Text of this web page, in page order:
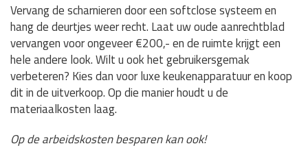
Vervang de scharnieren door een softclose systeem en
hang de deurtjes weer recht. Laat uw oude aanrechtblad
vervangen voor ongeveer €200,- en de ruimte krijgt een
hele andere look. Wilt u ook het gebruikersgemak
verbeteren? Kies dan voor luxe keukenapparatuur en koop
dit in de uitverkoop. Op die manier houdt u de
materiaalkosten laag.
Op de arbeidskosten besparen kan ook!